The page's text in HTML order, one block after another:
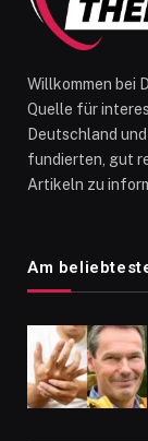
Willkommen bei
Quelle für
Deutschland
fundierten, gut
Artikeln zu
Am